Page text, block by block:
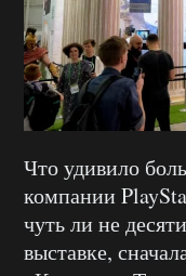
Что удивило
компании
чуть ли не
выставке,